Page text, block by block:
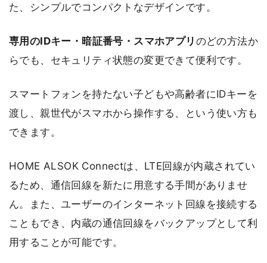
た、シンプルでコンパクトなデザインです。
専用のIDキー・暗証番号・スマホアプリ のどの方法か
らでも、セキュリティ状態の変更できて便利です。
スマートフォンを持たない子どもや高齢者にIDキーを
渡し、親世代がスマホから操作する、という使い方も
できます。
HOME ALSOK Connectは、LTE回線が内蔵されてい
るため、通信回線を新たに用意する手間がありませ
ん。また、ユーザーのインターネット回線を接続する
こともでき、内蔵の通信回線をバックアップとして利
用することが可能です。